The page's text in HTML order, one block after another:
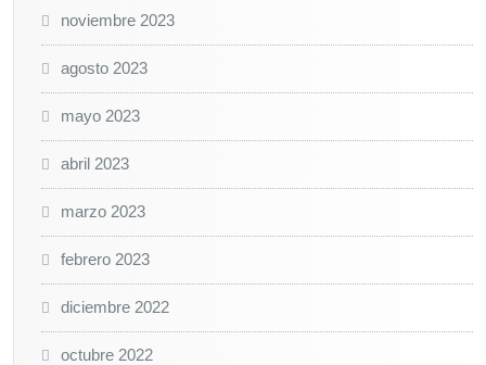
noviembre 2023
agosto 2023
mayo 2023
abril 2023
marzo 2023
febrero 2023
diciembre 2022
octubre 2022